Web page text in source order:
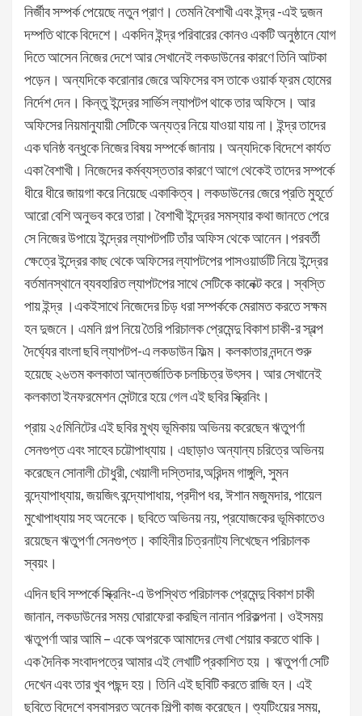
নির্জীব সম্পর্ক পেয়েছে নতুন প্রাণ। তেমনি বৈশাখী এবং ইন্দ্র -এই দুজন
দম্পতি থাকে বিদেশে। একদিন ইন্দ্র পরিবারের কোনও একটি অনুষ্ঠানে যোগ
দিতে আসেন নিজের দেশে আর সেখানেই লকডাউনের কারণে তিনি আটকা
পড়েন। অন্যদিকে করোনার জেরে অফিসের বস তাকে ওয়ার্ক ফ্রম হোমের
নির্দেশ দেন। কিন্তু ইন্দ্রের সার্ভিস ল্যাপটপ থাকে তার অফিসে। আর
অফিসের নিয়মানুযায়ী সেটিকে অন্যত্র নিয়ে যাওয়া যায় না। ইন্দ্র তাদের
এক ঘনিষ্ঠ বন্ধুকে নিজের বিষয় সম্পর্কে জানায়। অন্যদিকে বিদেশে কার্যত
একা বৈশাখী। নিজেদের কর্মব্যস্ততার কারণে আগে থেকেই তাদের সম্পর্কে
ধীরে ধীরে জায়গা করে নিয়েছে একাকিত্ব। লকডাউনের জেরে প্রতি মুহূর্তে
আরো বেশি অনুভব করে তারা। বৈশাখী ইন্দ্রের সমস্যার কথা জানতে পেরে
সে নিজের উপায়ে ইন্দ্রের ল্যাপটপটি তাঁর অফিস থেকে আনেন।পরবর্তী
ক্ষেত্রে ইন্দ্রের কাছ থেকে অফিসের ল্যাপটপের পাসওয়ার্ডটি নিয়ে ইন্দ্রের
বর্তমানস্থানে ব্যবহারিত ল্যাপটপের সাথে সেটিকে কানেক্ট করে। স্বস্তি
পায় ইন্দ্র ।একইসাথে নিজেদের চিড় ধরা সম্পর্ককে মেরামত করতে সক্ষম
হন দুজনে। এমনি গল্প নিয়ে তৈরি পরিচালক প্রেমেন্দু বিকাশ চাকী-র স্বল্প
দৈর্ঘ্যের বাংলা ছবি ল্যাপটপ-এ লকডাউন ফিল্ম। কলকাতার নন্দনে শুরু
হয়েছে ২৬তম কলকাতা আন্তর্জাতিক চলচ্চিত্র উৎসব। আর সেখানেই
কলকাতা ইনফরমেশন সেন্টারে হয়ে গেল এই ছবির স্ক্রিনিং।
প্রায় ২৫মিনিটের এই ছবির মুখ্য ভূমিকায় অভিনয় করেছেন ঋতুপর্ণা
সেনগুপ্ত এবং সাহেব চট্টোপাধ্যায়। এছাড়াও অন্যান্য চরিত্রে অভিনয়
করেছেন সোনালী চৌধুরী, খেয়ালী দস্তিদার,অরিন্দম গাঙ্গুলি, সুমন
বন্দ্যোপাধ্যায়, জয়জিৎ বন্দ্যোপাধায়, প্রদীপ ধর, ঈশান মজুমদার, পায়েল
মুখোপাধ্যায় সহ অনেকে। ছবিতে অভিনয় নয়, প্রযোজকের ভূমিকাতেও
রয়েছেন ঋতুপর্ণা সেনগুপ্ত। কাহিনীর চিত্রনাট্য লিখেছেন পরিচালক
স্বয়ং।
এদিন ছবি সম্পর্কে স্ক্রিনিং-এ উপস্থিত পরিচালক প্রেমেন্দু বিকাশ চাকী
জানান, লকডাউনের সময় ঘোরাফেরা করছিল নানান পরিকল্পনা। ওইসময়
ঋতুপর্ণা আর আমি – একে অপরকে আমাদের লেখা শেয়ার করতে থাকি।
এক দৈনিক সংবাদপত্রে আমার এই লেখাটি প্রকাশিত হয় । ঋতুপর্ণা সেটি
দেখেন এবং তার খুব পছন্দ হয়। তিনি এই ছবিটি করতে রাজি হন। এই
ছবিতে বিদেশে বসবাসরত অনেক শিল্পী কাজ করেছেন। শ্যুটিংয়ের সময়,